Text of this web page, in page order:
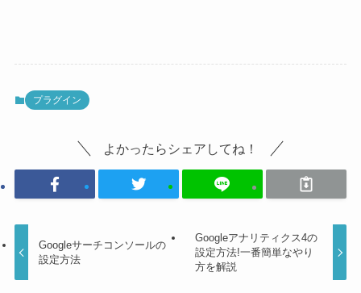
プラグイン
よかったらシェアしてね！
Googleサーチコンソールの
設定方法
Googleアナリティクス4の
設定方法!一番簡単なやり
方を解説